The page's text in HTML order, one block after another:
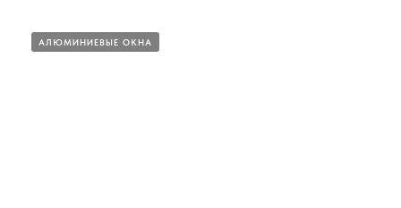
АЛЮМИНИЕВЫЕ ОКНА